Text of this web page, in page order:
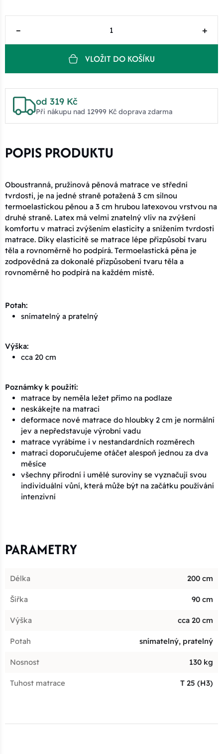
– +
VLOŽIT DO KOŠÍKU
od 319 Kč
Při nákupu nad 12999 Kč doprava zdarma
POPIS PRODUKTU
Oboustranná, pružinová pěnová matrace ve střední
tvrdosti, je na jedné straně potažená 3 cm silnou
termoelastickou pěnou a 3 cm hrubou latexovou vrstvou na
druhé straně. Latex má velmi znatelný vliv na zvýšení
komfortu v matraci zvýšením elasticity a snížením tvrdosti
matrace. Díky elasticitě se matrace lépe přizpůsobí tvaru
těla a rovnoměrně ho podpírá. Termoelastická pěna je
zodpovědná za dokonalé přizpůsobení tvaru těla a
rovnoměrně ho podpírá na každém místě.
Potah:
snímatelný a pratelný
Výška:
cca 20 cm
Poznámky k použití:
matrace by neměla ležet přímo na podlaze
neskákejte na matraci
deformace nové matrace do hloubky 2 cm je normální
jev a nepředstavuje výrobní vadu
matrace vyrábíme i v nestandardních rozměrech
matraci doporučujeme otáčet alespoň jednou za dva
měsíce
všechny přírodní i umělé suroviny se vyznačují svou
individuální vůní, která může být na začátku používání
intenzivní
PARAMETRY
Délka 200 cm
Šířka 90 cm
Výška cca 20 cm
Potah snímatelný, pratelný
Nosnost 130 kg
Tuhost matrace T 25 (H3)